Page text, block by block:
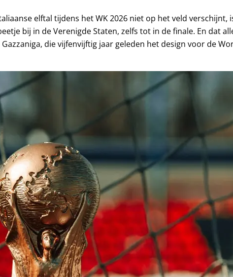
elftal tijdens het WK 2026 niet op het veld verschijnt,
bij in de Verenigde Staten, zelfs tot in de finale. En dat
die vijfenvijftig jaar geleden het design voor de